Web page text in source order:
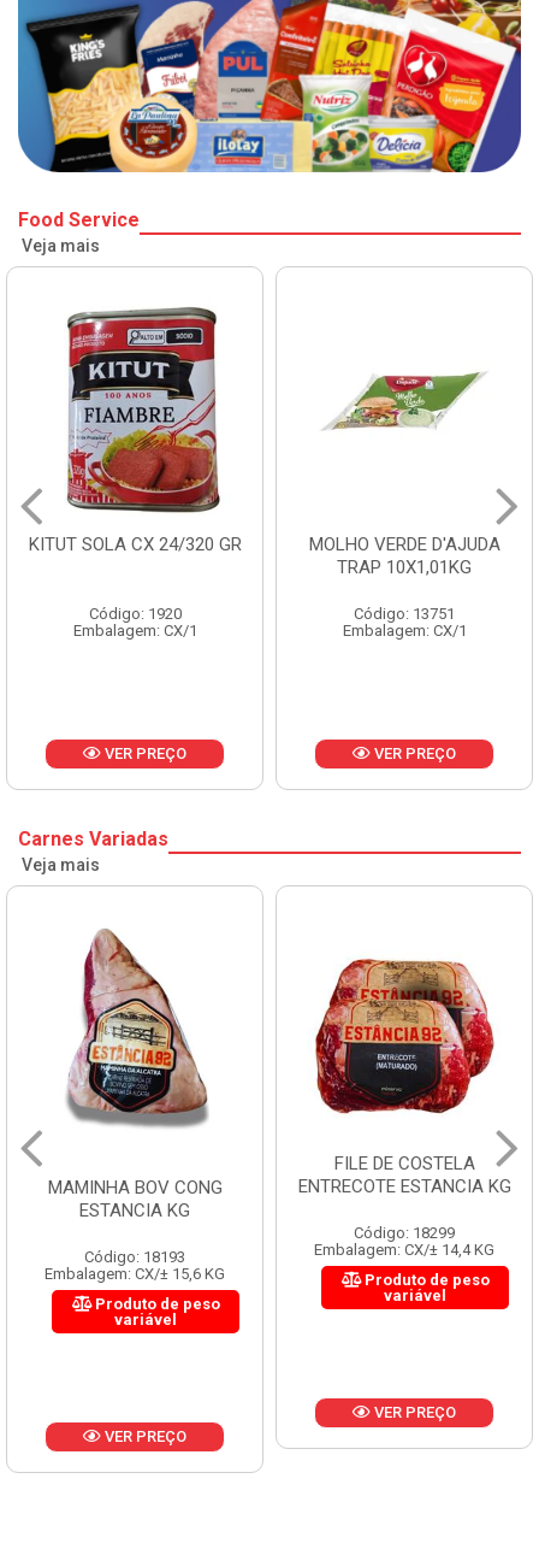
Food Service
Veja mais
KITUT SOLA CX 24/320 GR
Código: 1920
Embalagem: CX/1
VER PREÇO
MOLHO VERDE D'AJUDA
TRAP 10X1,01KG
Código: 13751
Embalagem: CX/1
VER PREÇO
Carnes Variadas
Veja mais
MAMINHA BOV CONG
ESTANCIA KG
Código: 18193
Embalagem: CX/± 15,6 KG
Produto de peso
variável
VER PREÇO
FILE DE COSTELA
ENTRECOTE ESTANCIA KG
Código: 18299
Embalagem: CX/± 14,4 KG
Produto de peso
variável
VER PREÇO